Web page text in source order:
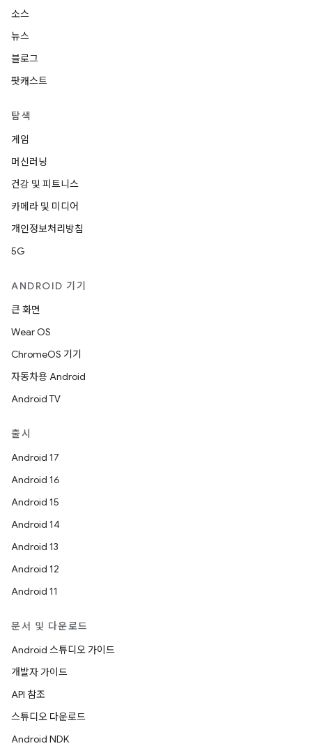
소스
뉴스
블로그
팟캐스트
탐색
게임
머신러닝
건강 및 피트니스
카메라 및 미디어
개인정보처리방침
5G
ANDROID 기기
큰 화면
Wear OS
ChromeOS 기기
자동차용 Android
Android TV
출시
Android 17
Android 16
Android 15
Android 14
Android 13
Android 12
Android 11
문서 및 다운로드
Android 스튜디오 가이드
개발자 가이드
API 참조
스튜디오 다운로드
Android NDK